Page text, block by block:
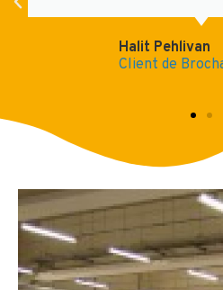
Halit Pehlivan
Client de